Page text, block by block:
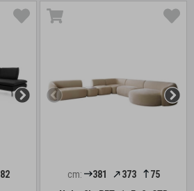
82
cm: 381 373
75